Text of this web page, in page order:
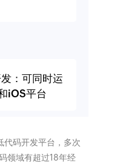
：可同时运
iOS平台
代码开发平台，多次
领域有超过18年经